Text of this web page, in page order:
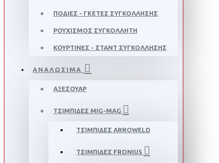
ΠΟΔΙΕΣ - ΓΚΕΤΕΣ ΣΥΓΚΟΛΛΗΣΗΣ
ΡΟΥΧΙΣΜΟΣ ΣΥΓΚΟΛΛΗΤΗ
ΚΟΥΡΤΙΝΕΣ - ΣΤΑΝΤ ΣΥΓΚΟΛΛΗΣΗΣ
ΑΝΑΛΩΣΙΜΑ
ΑΞΕΣΟΥΑΡ
ΤΣΙΜΠΙΔΕΣ MIG-MAG
ΤΣΙΜΠΙΔΕΣ ARROWELD
ΤΣΙΜΠΙΔΕΣ FRONIUS